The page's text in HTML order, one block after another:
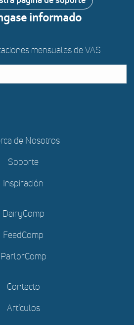
informado
mensuales de VAS
de Nosotros
Soporte
Inspiración
DairyComp
FeedComp
ParlorComp
Contacto
Artículos